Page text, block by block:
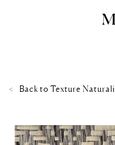
Back to Texture Naturali